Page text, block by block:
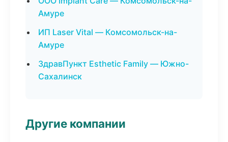
Амуре
ИП Laser Vital — Комсомольск-на-
Амуре
ЗдравПункт Esthetic Family — Южно-
Сахалинск
Другие компании